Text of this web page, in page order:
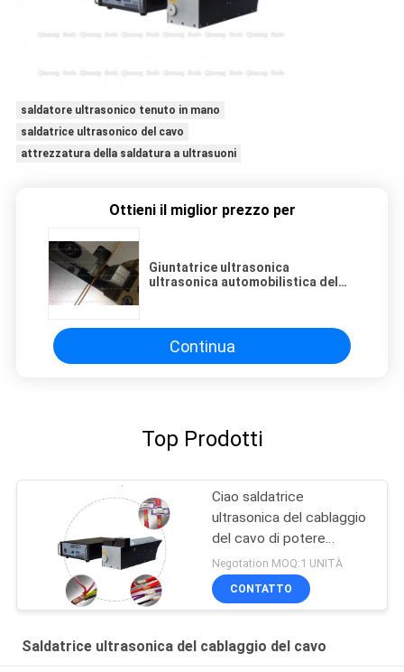
saldatore ultrasonico tenuto in mano
saldatrice ultrasonico del cavo
attrezzatura della saldatura a ultrasuoni
Ottieni il miglior prezzo per
Giuntatrice ultrasonica
ultrasonica automobilistica del
Continua
Top Prodotti
Ciao saldatrice
ultrasonica del cablaggio
del cavo di potere
4000w
Negotation MOQ:1 UNITÀ
CONTATTO
Saldatrice ultrasonica del cablaggio del cavo